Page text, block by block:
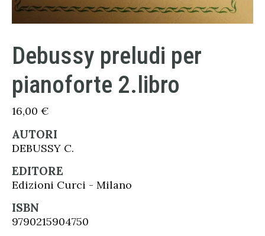
Debussy preludi per
pianoforte 2.libro
16,00 €
AUTORI
DEBUSSY C.
EDITORE
Edizioni Curci - Milano
ISBN
9790215904750